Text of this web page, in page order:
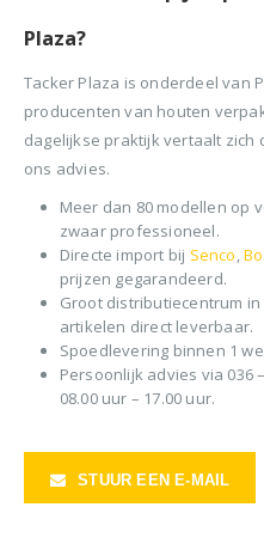
Plaza?
Tacker Plaza is onderdeel van
producenten van houten
dagelijkse praktijk vertaalt zich
ons advies.
Meer dan 80 modellen op
zwaar professioneel.
Directe import bij Senco,
prijzen gegarandeerd.
Groot distributiecentrum in
artikelen direct leverbaar.
Spoedlevering binnen 1
Persoonlijk advies via 036
08.00 uur – 17.00 uur.
STUUR EEN E-MAIL